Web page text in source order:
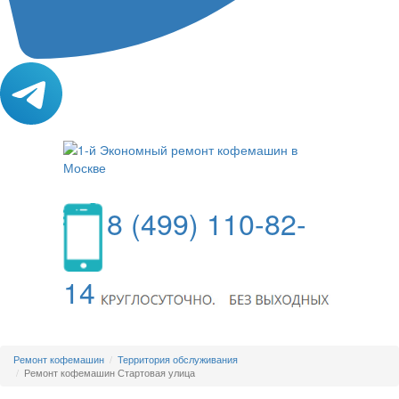
8 (499) 110-82-
14
Ремонт кофемашин
Территория обслуживания
Ремонт кофемашин Стартовая улица